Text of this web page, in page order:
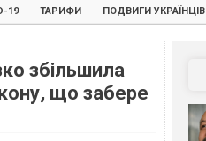
19 ТАРИФИ ПОДВИГИ УКРАЇНЦІВ
збільшила
що забере